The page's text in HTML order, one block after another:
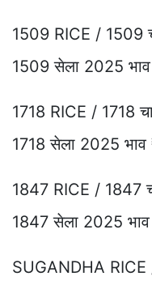
1509 RICE / 1509
1509 सेला 2025
1718 RICE / 1718
1718 सेला 2025
1847 RICE / 1847
1847 सेला 2025
SUGANDHA RICE